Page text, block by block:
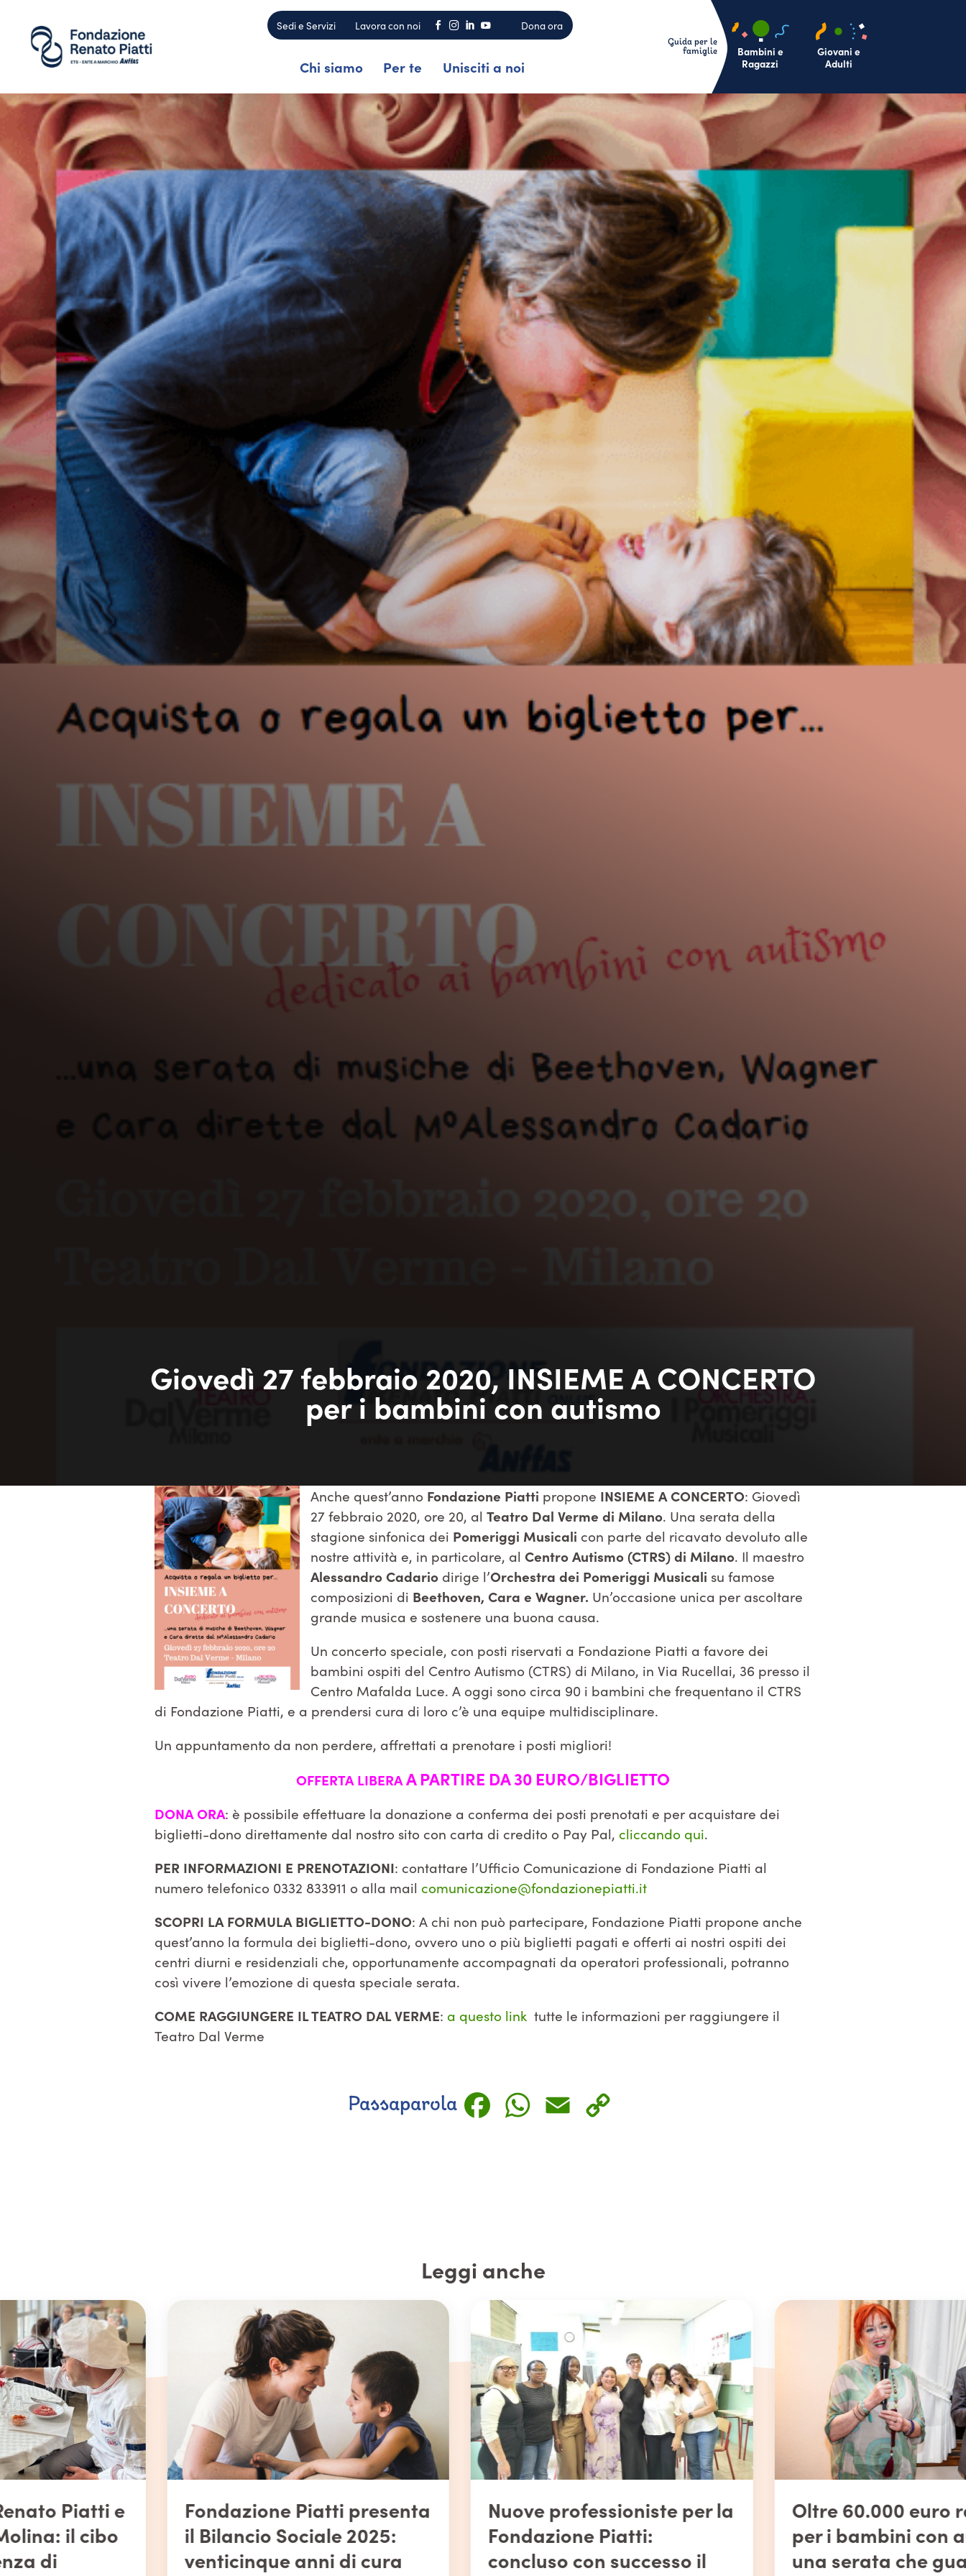
Sedi e Servizi Lavora con noi     Dona ora
Chi siamo Per te Unisciti a noi
Bambini e
Ragazzi
Giovani e
Adulti
Giovedì 27 febbraio 2020, INSIEME A CONCERTO
per i bambini con autismo
Anche quest’anno Fondazione Piatti propone INSIEME A CONCERTO: Giovedì
27 febbraio 2020, ore 20, alTeatro Dal Verme di Milano. Una serata della
stagione sinfonica dei Pomeriggi Musicali con parte del ricavato devoluto alle
nostre attività e, in particolare, alCentro Autismo (CTRS) di Milano. Il maestro
Alessandro Cadario dirige l’Orchestra dei Pomeriggi Musicali su famose
composizioni di Beethoven, Cara e Wagner. Un’occasione unica per ascoltare
grande musica e sostenere una buona causa.
Un concerto speciale, con posti riservati a Fondazione Piatti a favore dei
bambini ospiti del Centro Autismo (CTRS) di Milano, in Via Rucellai, 36 presso il
Centro Mafalda Luce. A oggi sono circa 90 i bambini che frequentano il CTRS
di Fondazione Piatti, e a prendersi cura di loro c’è una equipe multidisciplinare.
Un appuntamento da non perdere, affrettati a prenotare i posti migliori!
OFFERTA LIBERAA PARTIRE DA 30 EURO/BIGLIETTO
DONA ORA: è possibile effettuare la donazione a conferma dei posti prenotati e per acquistare dei
biglietti-dono direttamente dal nostro sito con carta di credito o Pay Pal,cliccando qui.
PER INFORMAZIONI E PRENOTAZIONI: contattare l’Ufficio Comunicazione di Fondazione Piatti al
numero telefonico 0332 833911 o alla mailcomunicazione@fondazionepiatti.it
SCOPRI LA FORMULA BIGLIETTO-DONO: A chi non può partecipare, Fondazione Piatti propone anche
quest’anno la formula dei biglietti-dono, ovvero uno o più biglietti pagati e offerti ai nostri ospiti dei
centri diurni e residenziali che, opportunamente accompagnati da operatori professionali, potranno
così vivere l’emozione di questa speciale serata.
COME RAGGIUNGERE IL TEATRO DAL VERME:a questo link tutte le informazioni per raggiungere il
Teatro Dal Verme
Passaparola Facebook
WhatsApp
Email
Leggi anche
Fondazione Piatti presenta
il Bilancio Sociale 2025:
venticinque anni di cura
Nuove professioniste per la
Fondazione Piatti:
concluso con successo il
Oltre 60.000 euro raccolti
per i bambini con autismo:
una serata che guarda al